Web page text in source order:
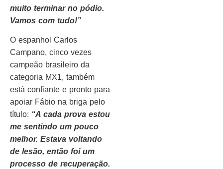
muito terminar no pódio.
Vamos com tudo!”
O espanhol Carlos
Campano, cinco vezes
campeão brasileiro da
categoria MX1, também
está confiante e pronto para
apoiar Fábio na briga pelo
título: “A cada prova estou
me sentindo um pouco
melhor. Estava voltando
de lesão, então foi um
processo de recuperação.